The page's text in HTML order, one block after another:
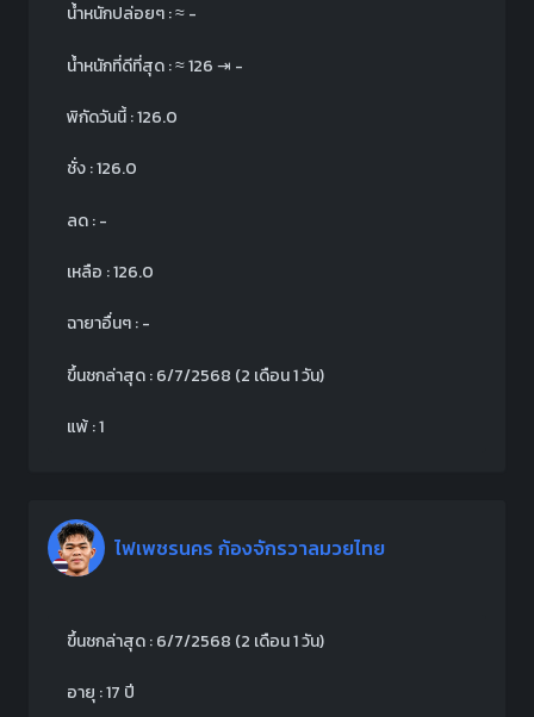
น้ำหนักปล่อยๆ :≈-
น้ำหนักที่ดีที่สุด :≈126⇥ -
พิกัดวันนี้ : 126.0
ชั่ง : 126.0
ลด : -
เหลือ : 126.0
ฉายาอื่นๆ : -
ขึ้นชกล่าสุด : 6/7/2568 (2 เดือน 1 วัน)
แพ้ : 1
ไฟเพชรนคร ก้องจักรวาลมวยไทย
ขึ้นชกล่าสุด : 6/7/2568 (2 เดือน 1 วัน)
อายุ : 17 ปี